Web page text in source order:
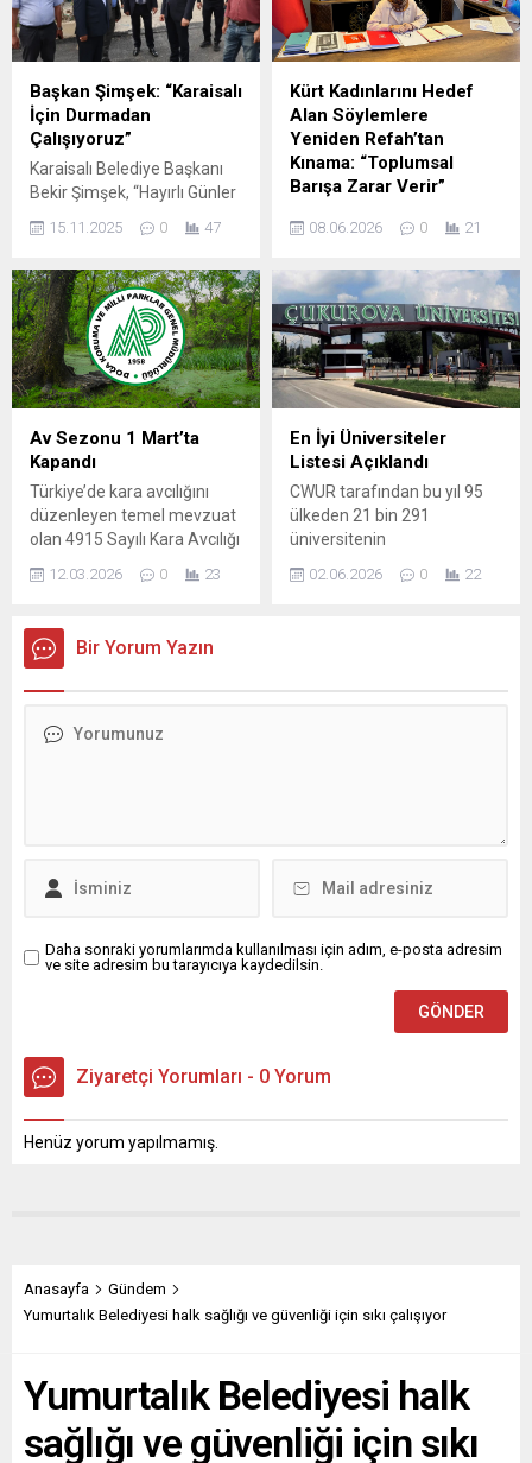
yenisini daha ekledi. Halktan
gelen talepler
doğrultusunda hayata
geçirilen ücretsiz çorba
dağıtım hizmeti
vatandaşların takdirini
kazandı. Belediyelerin
toplumun yaşam kalitesini
yükseltmek amacıyla
çeşitli...
alınması, diğer 200 milyon
liranın ise birikmiş işçi
alacaklarının ödenmesi
şartıyla onay verilmiş oldu.
“KREDİNİN KULLANIMINI
TAKİP EDECEĞİZ”...
Başkan Şimşek: “Karaisalı
İçin Durmadan
Çalışıyoruz”
Karaisalı Belediye Başkanı
Bekir Şimşek, “Hayırlı Günler
kapsamında ilçede yoğun
Milliyetçi Hareket Partisi
(MHP) Adana İl Başkanı
Yusuf Kanlı ile birlikte esnaf
ve vatandaşları ziyaret eden
Başkan Şimşek, ilçe halkının
talep ve önerilerini
dinleyerek mübarek Cuma
gününü tebrik etti. Ziyaretler
kapsamında Belediye
Başkanlığı’nda yönetim ve
parti...
15.11.2025 0 47
Kürt Kadınlarını Hedef
Alan Söylemlere
Yeniden Refah’tan
Kınama: “Toplumsal
Barışa Zarar Verir”
Adana İl Kadın Kolları
Özdemir, Kürt kadınlarını ve
etnik kimlikleri hedef alan
ayrımcı söylemlere sert
tepki göstererek, bu tür
yaklaşımların toplumsal
barışı zedelediğini vurguladı
ve söz konusu ifadeleri
kınadıklarını açıkladı._
Yeniden Refah Partisi
Adana İl Kadın Kolları
Başkanı Süheyla Dilsiz
Özdemir, son günlerde
kamuoyunda...
08.06.2026 0 21
Av Sezonu 1 Mart’ta
Kapandı
Türkiye’de kara avcılığını
düzenleyen temel mevzuat
olan 4915 Sayılı Kara Avcılığı
belirlenen 2025–2026 av
doğrultusunda ülke
genelinde sona erdi. Doğa
yapılan açıklamada, av ve
12.03.2026 0 23
En İyi Üniversiteler
Listesi Açıklandı
CWUR tarafından bu yıl 95
ülkeden 21 bin 291
üniversitenin
bin öğretim kurumunun
02.06.2026 0 22
Bir Yorum Yazın
Daha sonraki yorumlarımda kullanılması için adım, e-posta adresim
ve site adresim bu tarayıcıya kaydedilsin.
Ziyaretçi Yorumları - 0 Yorum
Henüz yorum yapılmamış.
Anasayfa
Gündem
Yumurtalık Belediyesi halk sağlığı ve güvenliği için sıkı çalışıyor
Yumurtalık Belediyesi halk
sağlığı ve güvenliği için sıkı